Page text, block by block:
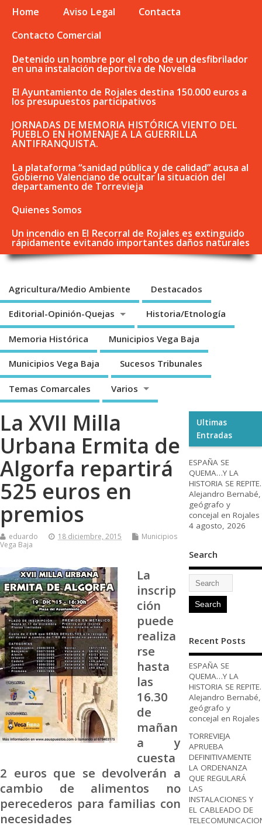
Home Aviso Legal
Contacta
Contacto Comercial
Detenido un hombre por el robo de un desfibrilador
en una instalación deportiva de Novelda
El Ayuntamiento de Rojales destina 150.000 euros a
los presupuestos participativos
JORNADAS DE MEMORIA HISTÓRICA VIENTO DEL
PUEBLO EN HOMENAJE A LA GUERRILLA
ANTIFRANQUISTA.
La plataforma “sanidad pública y de calidad” acusa al
Gobierno Valenciano de ocultar la situación del
departamento de Torrevieja
Quienes Somos
Un incendio en El Recorral de Rojales es extinguido
rápidamente evitando importantes daños naturales
Agricultura/Medio Ambiente Destacados
Editorial-Opinión-Quejas Historia/Etnología
Memoria Histórica Municipios Vega Baja
Municipios Vega Baja Sucesos Tribunales
Temas Comarcales Varios
La XVII Milla
Urbana Ermita de
Algorfa repartirá
525 euros en
premios
eduardo 18 diciembre, 2015
Municipios
Vega Baja
La
inscrip
ción
puede
realiza
rse
hasta
las
16.30
de
mañan
a y
cuesta
2 euros que se devolverán a
cambio de alimentos no
perecederos para familias con
necesidades
Ultimas
Entradas
ESPAÑA SE
QUEMA…Y LA
HISTORIA SE REPITE.
Alejandro Bernabé,
geógrafo y
concejal en Rojales
4 agosto, 2026
Search
Recent Posts
ESPAÑA SE
QUEMA…Y LA
HISTORIA SE REPITE.
Alejandro Bernabé,
geógrafo y
concejal en Rojales
TORREVIEJA
APRUEBA
DEFINITIVAMENTE
LA ORDENANZA
QUE REGULARÁ
LAS
INSTALACIONES Y
EL CABLEADO DE